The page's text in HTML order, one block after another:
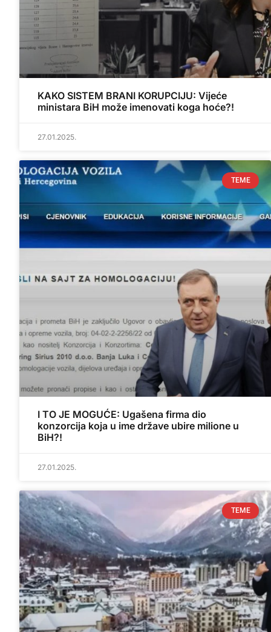
KAKO SISTEM BRANI KORUPCIJU: Vijeće
ministara BiH može imenovati koga hoće?!
27.01.2025.
TEME
I TO JE MOGUĆE: Ugašena firma dio
konzorcija koja u ime države ubire milione u
BiH?!
27.01.2025.
TEME